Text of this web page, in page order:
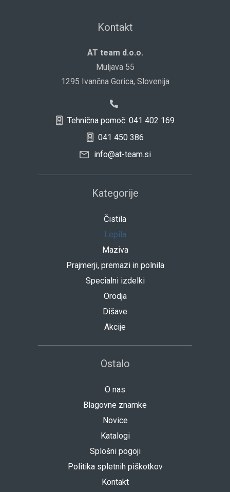
Kontakt
AT team d.o.o.
Muljava 55
1295 Ivančna Gorica, Slovenija
Tehnična pomoč: 041 402 169
041 450 386
info@at-team.si
Kategorije
Čistila
Lepila
Maziva
Prajmerji, premazi in polnila
Specialni izdelki
Orodja
Dišave
Akcije
Ostalo
O nas
Blagovne znamke
Novice
Katalogi
Splošni pogoji
Politika spletnih piškotkov
Kontakt